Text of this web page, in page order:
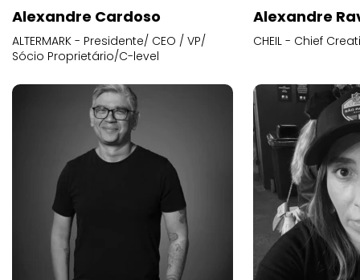
Alexandre Cardoso
ALTERMARK - Presidente/ CEO / VP/
Sócio Proprietário/C-level
Alexandre
CHEIL - Chief